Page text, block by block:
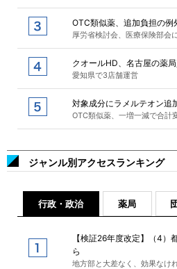
OTC類似薬、追加負担の例
厚労省検討会、医療保険部会
クオールHD、名古屋の薬
愛知県で3店舗運営
対象成分にラメルテオン追
OTC類似薬、一増一減で合計
ジャンル別アクセスランキング
行政・政治 薬局
【検証26年度改定】（4）
ら
地方部と大差なく、効果なけ